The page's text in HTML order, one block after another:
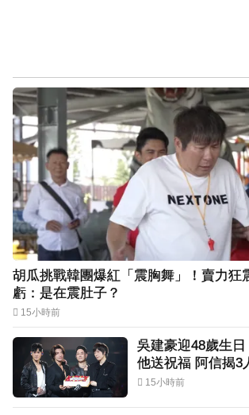
胡瓜挑戰韓團爆紅「震胸舞」！賣力狂
虧：是在震肚子？
15小時前
吳建豪迎48歲生
他送祝福 阿信揭3
15小時前